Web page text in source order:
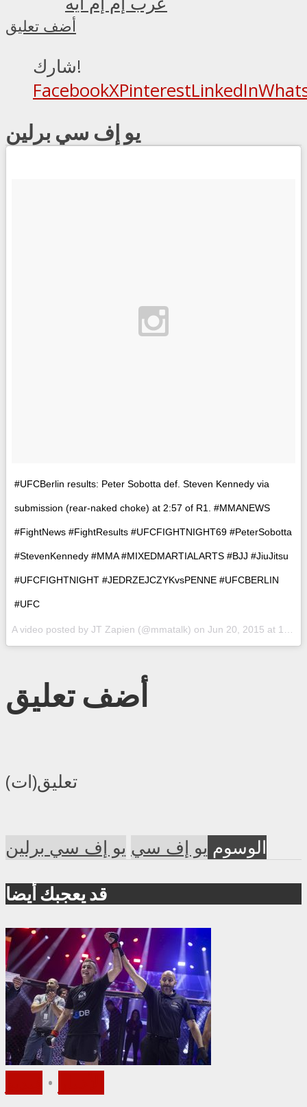
أضف تعليق
شارك!
FacebookXPinterestLinkedIn
يو إف سي برلين
#UFCBerlin results: Peter Sobotta def. Steven Kennedy via
submission (rear-naked choke) at 2:57 of R1. #MMANEWS
#FightNews #FightResults #UFCFIGHTNIGHT69 #PeterSobotta
#StevenKennedy #MMA #MIXEDMARTIALARTS #BJJ #JiuJitsu
#UFCFIGHTNIGHT #JEDRZEJCZYKvsPENNE #UFCBERLIN
#UFC
A video posted by JT Zapien (@mmatalk) on Jun 20, 2015 at 1:16pm PDT
أضف تعليق
تعليق(ات)
الوسوم يو إف سي يو إف سي برلين
قد يعجبك أيضا
•